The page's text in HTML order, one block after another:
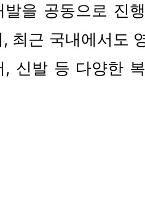
발을 공동으로 진
최근 국내에서도
, 신발 등 다양한